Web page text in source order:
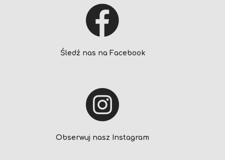
Śledź nas na Facebook
Obserwuj nasz Instagram